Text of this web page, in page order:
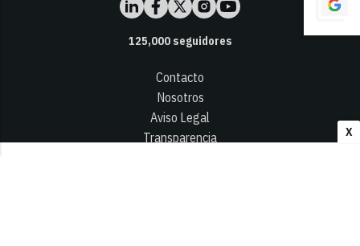
X
125,000seguidores
Contacto
Nosotros
Aviso Legal
Transparencia